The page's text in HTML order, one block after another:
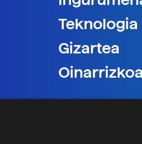
Teknologia
Gizartea